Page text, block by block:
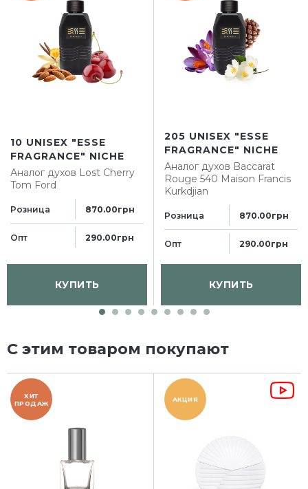
10 UNISEX "ESSE
FRAGRANCE" NICHE
Аналог духов Lost Cherry
Tom Ford
Розница 870.00грн
Опт 290.00грн
КУПИТЬ
205 UNISEX "ESSE
FRAGRANCE" NICHE
Аналог духов Baccarat
Rouge 540 Maison Francis
Kurkdjian
Розница 870.00грн
Опт 290.00грн
КУПИТЬ
С этим товаром покупают
ХИТ
ПРОДАЖ
АКЦИЯ